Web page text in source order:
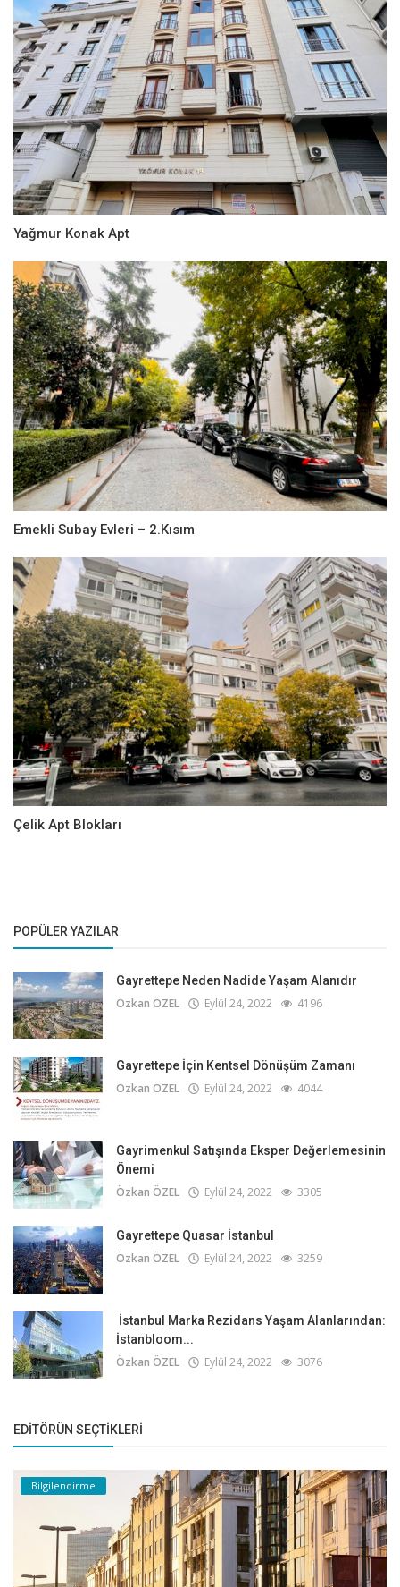
Yağmur Konak Apt
Emekli Subay Evleri – 2.Kısım
Çelik Apt Blokları
POPÜLER YAZILAR
Gayrettepe Neden Nadide Yaşam Alanıdır
Özkan ÖZEL Eylül 24, 2022 4196
Gayrettepe İçin Kentsel Dönüşüm Zamanı
Özkan ÖZEL Eylül 24, 2022 4044
Gayrimenkul Satışında Eksper Değerlemesinin
Önemi
Özkan ÖZEL Eylül 24, 2022 3305
Gayrettepe Quasar İstanbul
Özkan ÖZEL Eylül 24, 2022 3259
İstanbul Marka Rezidans Yaşam Alanlarından:
İstanbloom...
Özkan ÖZEL Eylül 24, 2022 3076
EDITÖRÜN SEÇTIKLERI
Bilgilendirme